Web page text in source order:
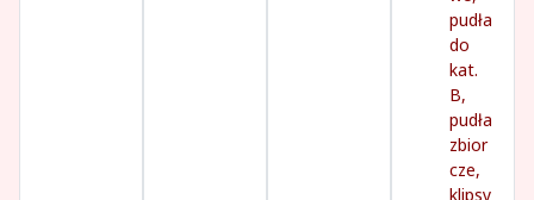
pudła
do
kat.
B,
pudła
zbior
cze,
klipsy